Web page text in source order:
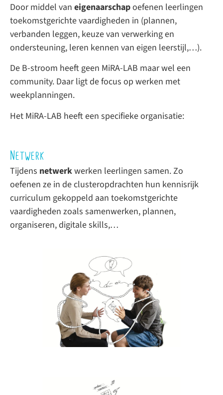
Door middel van eigenaarschapoefenen leerlingen
toekomstgerichte vaardigheden in (plannen,
verbanden leggen, keuze van verwerking en
ondersteuning, leren kennen van eigen leerstijl,…).
De B-stroom heeft geen MiRA-LAB maar wel een
community. Daar ligt de focus op werken met
weekplanningen.
Het MiRA-LAB heeft een specifieke organisatie:
Netwerk
Tijdens netwerkwerken leerlingen samen. Zo
oefenen ze in de clusteropdrachten hun kennisrijk
curriculum gekoppeld aan toekomstgerichte
vaardigheden zoals samenwerken, plannen,
organiseren, digitale skills,…